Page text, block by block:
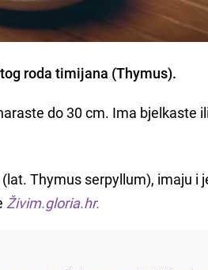
roda timijana (Thymus).
do 30 cm. Ima bjelkaste
(lat. Thymus serpyllum), imaju i
Živim.gloria.hr.